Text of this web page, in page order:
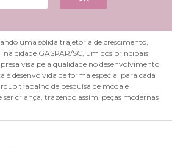
uma sólida trajetória de crescimento,
na cidade GASPAR/SC, um dos principais
visa pela qualidade no desenvolvimento
é desenvolvida de forma especial para cada
trabalho de pesquisa de moda e
criança, trazendo assim, peças modernas